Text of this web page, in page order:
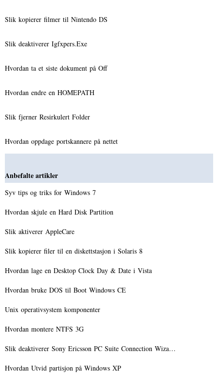
Slik kopierer filmer til Nintendo DS
Slik deaktiverer Igfxpers.Exe
Hvordan ta et siste dokument på Off
Hvordan endre en HOMEPATH
Slik fjerner Resirkulert Folder
Hvordan oppdage portskannere på nettet
Anbefalte artikler
Syv tips og triks for Windows 7
Hvordan skjule en Hard Disk Partition
Slik aktiverer AppleCare
Slik kopierer filer til en diskettstasjon i Solaris 8
Hvordan lage en Desktop Clock Day & Date i Vista
Hvordan bruke DOS til Boot Windows CE
Unix operativsystem komponenter
Hvordan montere NTFS 3G
Slik deaktiverer Sony Ericsson PC Suite Connection Wiza…
Hvordan Utvid partisjon på Windows XP